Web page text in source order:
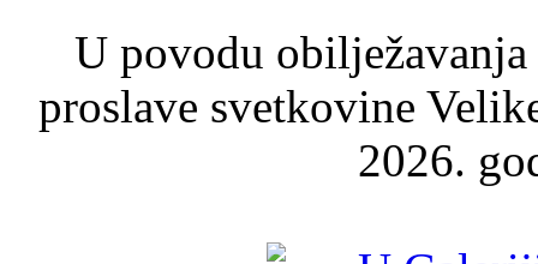
U povodu
proslave svetkovine
2026.